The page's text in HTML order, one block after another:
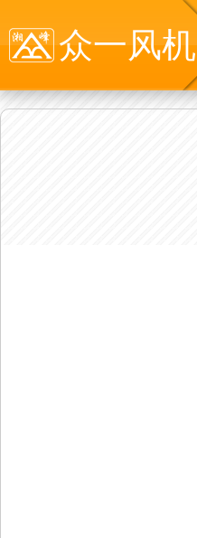
众一风机